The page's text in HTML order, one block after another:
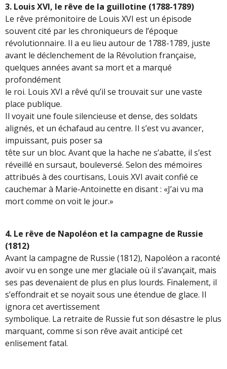
3. Louis XVI, le rêve de la guillotine (1788-1789)
Le rêve prémonitoire de Louis XVI est un épisode
souvent cité par les chroniqueurs de l’époque
révolutionnaire. Il a eu lieu autour de 1788-1789, juste
avant le déclenchement de la Révolution française,
quelques années avant sa mort et a marqué
profondément
le roi. Louis XVI a rêvé qu’il se trouvait sur une vaste
place publique.
Il voyait une foule silencieuse et dense, des soldats
alignés, et un échafaud au centre. Il s’est vu avancer,
impuissant, puis poser sa
tête sur un bloc. Avant que la hache ne s’abatte, il s’est
réveillé en sursaut, bouleversé. Selon des mémoires
attribués à des courtisans, Louis XVI avait confié ce
cauchemar à Marie-Antoinette en disant : «J’ai vu ma
mort comme on voit le jour.»
4. Le rêve de Napoléon et la campagne de Russie
(1812)
Avant la campagne de Russie (1812), Napoléon a raconté
avoir vu en songe une mer glaciale où il s’avançait, mais
ses pas devenaient de plus en plus lourds. Finalement, il
s’effondrait et se noyait sous une étendue de glace. Il
ignora cet avertissement
symbolique. La retraite de Russie fut son désastre le plus
marquant, comme si son rêve avait anticipé cet
enlisement fatal.